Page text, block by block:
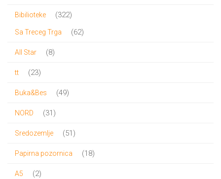
Bibilioteke 322322
proizvoda
Sa Treceg Trga 6262
All Star 88
tt 2323
Buka&Bes 4949
NORD 31 31
Sredozemlje 51 51
Papirna pozornica 1818
A5 22